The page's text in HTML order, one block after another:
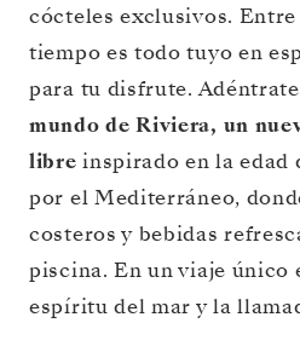
cócteles exclusivos.
tiempo es todo tuyo en
para tu disfrute.
mundo de Riviera, un
libre inspirado en la edad
por el Mediterráneo,
costeros y bebidas
piscina. En un viaje único
espíritu del mar y la